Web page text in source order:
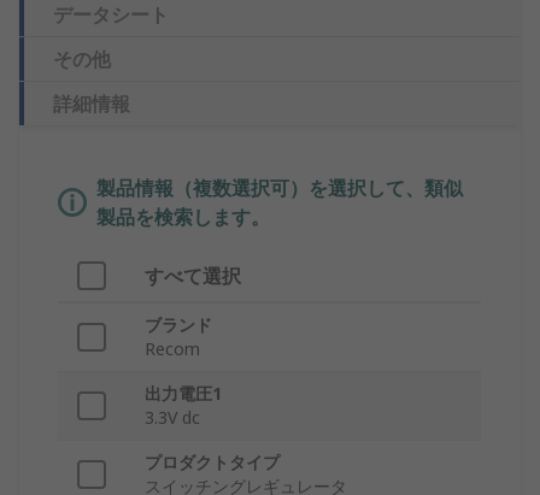
データシート
その他
詳細情報
製品情報（複数選択可）を選択して、類似
製品を検索します。
すべて選択
ブランド
Recom
出力電圧1
3.3V dc
プロダクトタイプ
スイッチングレギュレータ